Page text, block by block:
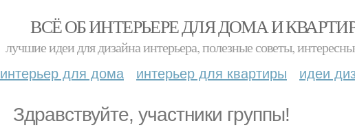
ВСЁ ОБ ИНТЕРЬЕРЕ ДЛЯ ДОМА И
лучшие идеи для дизайна интерьера, полезные советы,
интерьер для дома интерьер для квартиры идеи
Здравствуйте, участники группы!